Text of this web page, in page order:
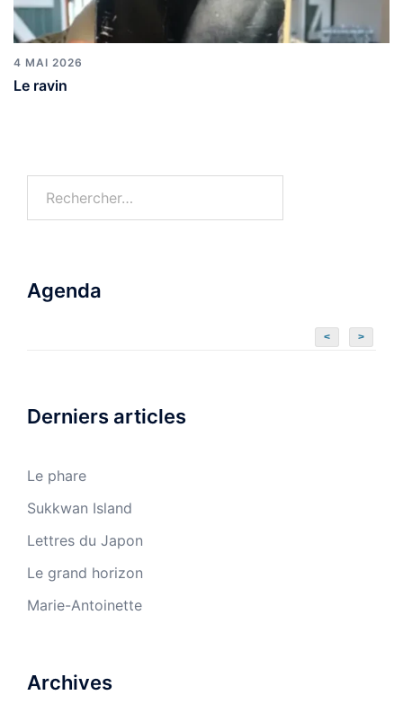
4 MAI 2026
Le ravin
Agenda
< >
Derniers articles
Le phare
Sukkwan Island
Lettres du Japon
Le grand horizon
Marie-Antoinette
Archives